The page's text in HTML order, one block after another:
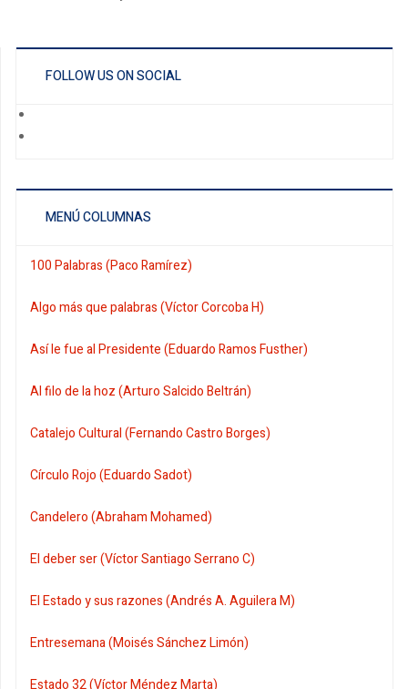
FOLLOW US ON SOCIAL
MENÚ COLUMNAS
100 Palabras (Paco Ramírez)
Algo más que palabras (Víctor Corcoba H)
Así le fue al Presidente (Eduardo Ramos Fusther)
Al filo de la hoz (Arturo Salcido Beltrán)
Catalejo Cultural (Fernando Castro Borges)
Círculo Rojo (Eduardo Sadot)
Candelero (Abraham Mohamed)
El deber ser (Víctor Santiago Serrano C)
El Estado y sus razones (Andrés A. Aguilera M)
Entresemana (Moisés Sánchez Limón)
Estado 32 (Víctor Méndez Marta)